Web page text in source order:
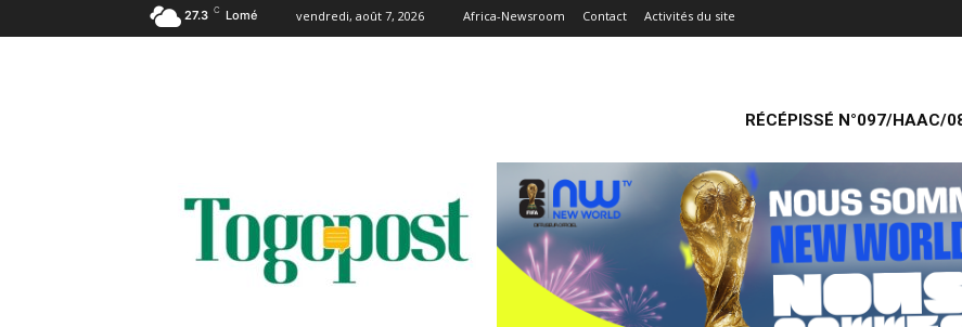
27.3 C Lomé vendredi, août 7, 2026 Africa-Newsroom Contact Activités du site
RÉCÉPISSÉ N°097/HAAC/